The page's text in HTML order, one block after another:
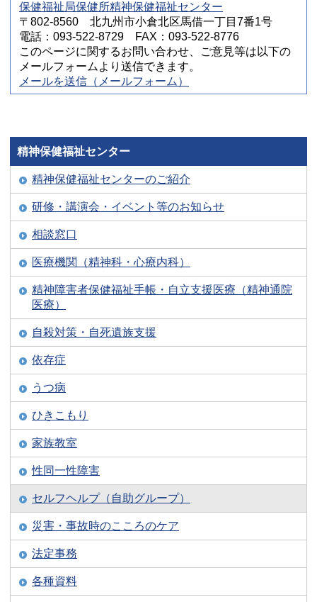
保健福祉局保健所精神保健福祉センター
〒802-8560 北九州市小倉北区馬借一丁目7番1号
電話：093-522-8729 FAX：093-522-8776
このページに関するお問い合わせ、ご意見等は以下の
メールフォームより送信できます。
メールを送信（メールフォーム）
精神保健福祉センター
精神保健福祉センターのご紹介
研修・講演会・イベント等のお知らせ
相談窓口
医療機関（精神科・心療内科）
精神障害者保健福祉手帳・自立支援医療（精神通院
医療）
自殺対策・自死遺族支援
依存症
うつ病
ひきこもり
家族教室
性同一性障害
セルフヘルプ（自助グループ）
災害・事故時のこころのケア
法定事務
各種資料